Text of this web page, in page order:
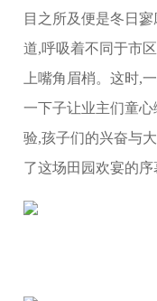
目之所及便是冬日
道,呼吸着不同于市
上嘴角眉梢。这时,
一下子让业主们童
验,孩子们的兴奋与
了这场田园欢宴的序